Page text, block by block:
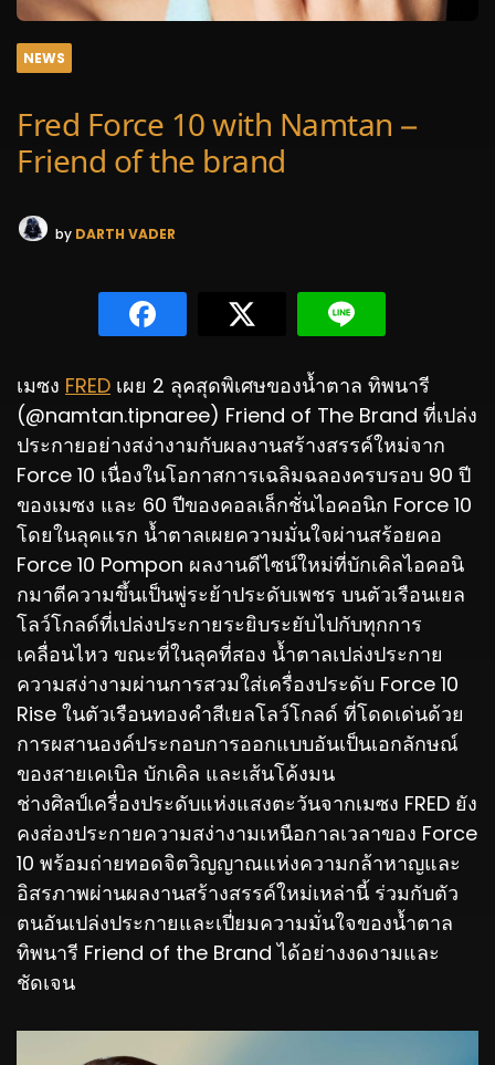
NEWS
Fred Force 10 with Namtan –
Friend of the brand
by DARTH VADER
เมซง FRED เผย 2 ลุคสุดพิเศษของน้ำตาล ทิพนารี
(@namtan.tipnaree) Friend of The Brand ที่เปล่ง
ประกายอย่างสง่างามกับผลงานสร้างสรรค์ใหม่จาก
Force 10 เนื่องในโอกาสการเฉลิมฉลองครบรอบ 90 ปี
ของเมซง และ 60 ปีของคอลเล็กชั่นไอคอนิก Force 10
โดยในลุคแรก น้ำตาลเผยความมั่นใจผ่านสร้อยคอ
Force 10 Pompon ผลงานดีไซน์ใหม่ที่บักเคิลไอคอนิ
กมาตีความขึ้นเป็นพู่ระย้าประดับเพชร บนตัวเรือนเยล
โลว์โกลด์ที่เปล่งประกายระยิบระยับไปกับทุกการ
เคลื่อนไหว ขณะที่ในลุคที่สอง น้ำตาลเปล่งประกาย
ความสง่างามผ่านการสวมใส่เครื่องประดับ Force 10
Rise ในตัวเรือนทองคำสีเยลโลว์โกลด์ ที่โดดเด่นด้วย
การผสานองค์ประกอบการออกแบบอันเป็นเอกลักษณ์
ของสายเคเบิล บักเคิล และเส้นโค้งมน
ช่างศิลป์เครื่องประดับแห่งแสงตะวันจากเมซง FRED ยัง
คงส่องประกายความสง่างามเหนือกาลเวลาของ Force
10 พร้อมถ่ายทอดจิตวิญญาณแห่งความกล้าหาญและ
อิสรภาพผ่านผลงานสร้างสรรค์ใหม่เหล่านี้ ร่วมกับตัว
ตนอันเปล่งประกายและเปี่ยมความมั่นใจของน้ำตาล
ทิพนารี Friend of the Brand ได้อย่างงดงามและ
ชัดเจน